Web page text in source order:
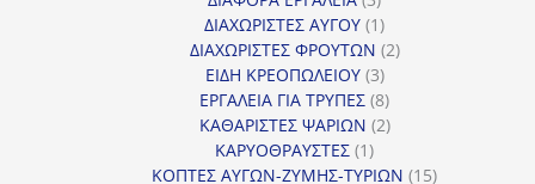
προϊόντα
ΔΙΑΧΩΡΙΣΤΕΣ ΑΥΓΟΥ 11
προϊόν
ΔΙΑΧΩΡΙΣΤΕΣ ΦΡΟΥΤΩΝ 22
ΕΙΔΗ ΚΡΕΟΠΩΛΕΙΟΥ 33
προϊόντα
ΕΡΓΑΛΕΙΑ ΓΙΑ ΤΡΥΠΕΣ 88
προϊόντα
ΚΑΘΑΡΙΣΤΕΣ ΨΑΡΙΩΝ 22
ΚΑΡΥΟΘΡΑΥΣΤΕΣ 11
προϊόν
ΚΟΠΤΕΣ ΑΥΓΩΝ-ΖΥΜΗΣ-ΤΥΡΙΩΝ 1515